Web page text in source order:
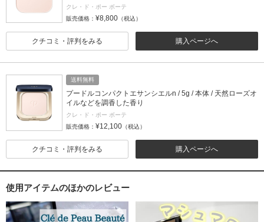
クレ・ド・ポー ボーテ
販売価格： ¥8,800 （税込）
購入ページへ
クチコミ・評判をみる
送料無料
プードルコンパクトエサンシエルn / 5g / 本体 / 天然ローズオ
イルなどを調香した香り
クレ・ド・ポー ボーテ
販売価格： ¥12,100 （税込）
購入ページへ
クチコミ・評判をみる
使用アイテムのほかのレビュー